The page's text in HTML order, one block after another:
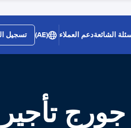
الشائعةدعم العملاء (AE) تسجيل